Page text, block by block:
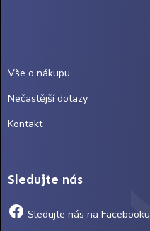
Vše o nákupu
Nečastější dotazy
Kontakt
Sledujte nás
Sledujte nás na Facebooku